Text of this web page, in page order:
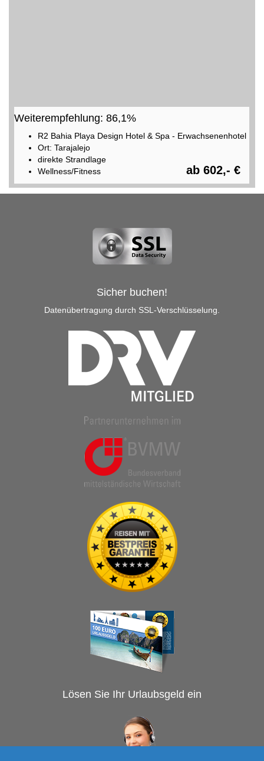
Weiterempfehlung: 86,1%
R2 Bahia Playa Design Hotel & Spa - Erwachsenenhotel
Ort: Tarajalejo
direkte Strandlage
Wellness/Fitness
ab 602,- €
Sicher buchen!
Datenübertragung durch SSL-Verschlüsselung.
Lösen Sie Ihr Urlaubsgeld ein